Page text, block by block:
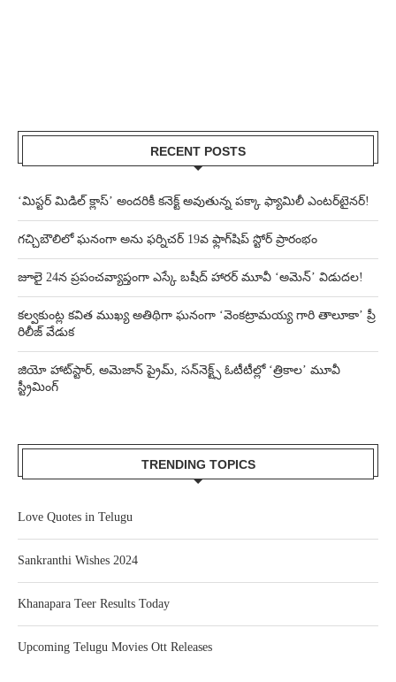
RECENT POSTS
‘మిస్టర్ మిడిల్ క్లాస్’ అందరికీ కనెక్ట్ అవుతున్న పక్కా ఫ్యామిలీ ఎంటర్‌టైనర్!
గచ్చిబౌలిలో ఘనంగా అను ఫర్నిచర్ 19వ ఫ్లాగ్‌షిప్ స్టోర్ ప్రారంభం
జూలై 24న ప్రపంచవ్యాప్తంగా ఎస్కే బషీద్‌ హారర్ మూవీ ‘అమెన్’ విడుదల!
కల్వకుంట్ల కవిత ముఖ్య అతిథిగా ఘనంగా ‘వెంకట్రామయ్య గారి తాలూకా’ ప్రీ
రిలీజ్ వేడుక
జియో హాట్‌స్టార్, అమెజాన్ ప్రైమ్, సన్‌నెక్ట్స్ ఓటీటీల్లో ‘త్రికాల’ మూవీ
స్ట్రీమింగ్
TRENDING TOPICS
Love Quotes in Telugu
Sankranthi Wishes 2024
Khanapara Teer Results Today
Upcoming Telugu Movies Ott Releases